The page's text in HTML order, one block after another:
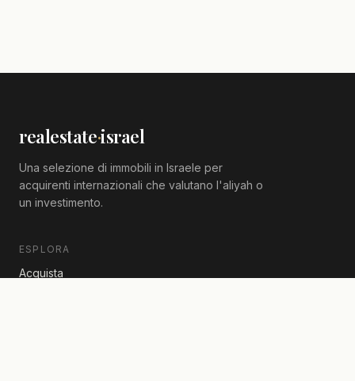
realestate·israel
Una selezione di immobili in Israele per
acquirenti internazionali che valutano l'aliyah o
un investimento.
ESPLORA
Acquista